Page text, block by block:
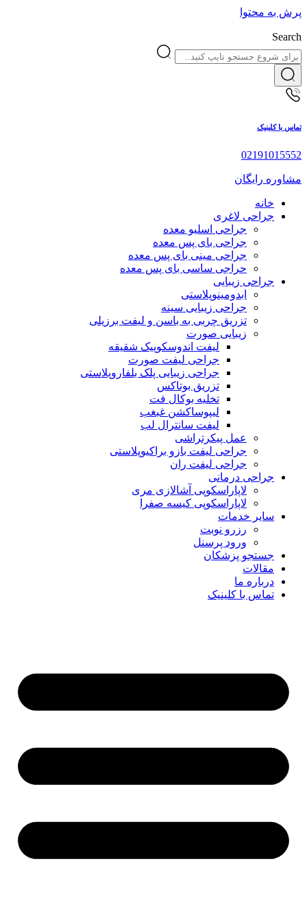
پرش به محتوا
Search
تماس با کلینیک
02191015552
مشاوره رایگان
خانه
جراحی لاغری
جراحی اسلیو معده
جراحی بای پس معده
جراحی مینی بای پس معده
حراجی ساسی بای پس معده
جراحی زیبایی
ابدومینوپلاستی
جراحی زیبایی سینه
تزریق چربی به باسن و لیفت برزیلی
زیبایی صورت
لیفت اندوسکوپیک شقیقه
جراحی لیفت صورت
جراحی زیبایی پلک بلفاروپلاستی
تزریق بوتاکس
تخلیه بوکال فت
لیپوساکشن غبغب
لیفت سانترال لب
عمل پیکرتراشی
جراحی لیفت بازو براکیوپلاستی
جراحی لیفت ران
جراحی درمانی
لاپاراسکوپی آشالازی مری
لاپاراسکوپی کیسه صفرا
سایر خدمات
رزرو نوبت
ورود پرسنل
جستجو پزشکان
مقالات
درباره ما
تماس با کلینیک